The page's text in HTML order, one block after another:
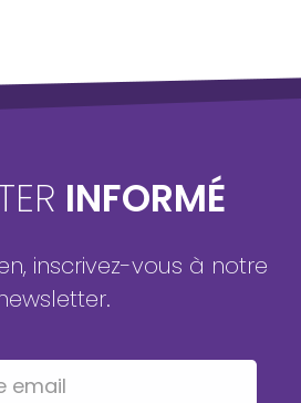
INFORMÉ
inscrivez-vous à notre
email